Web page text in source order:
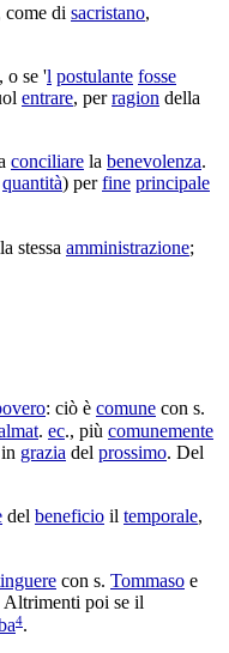
come di sacristano,
, o se 'l postulante fosse
entrare, perragion della
conciliare la benevolenza.
quantità) perfine principale
stessa amministrazione;
: ciò è comune con s.
. ec., più comunemente
in grazia del prossimo. Del
del beneficio il temporale,
con s. Tommaso e
Altrimenti poi se il
4.